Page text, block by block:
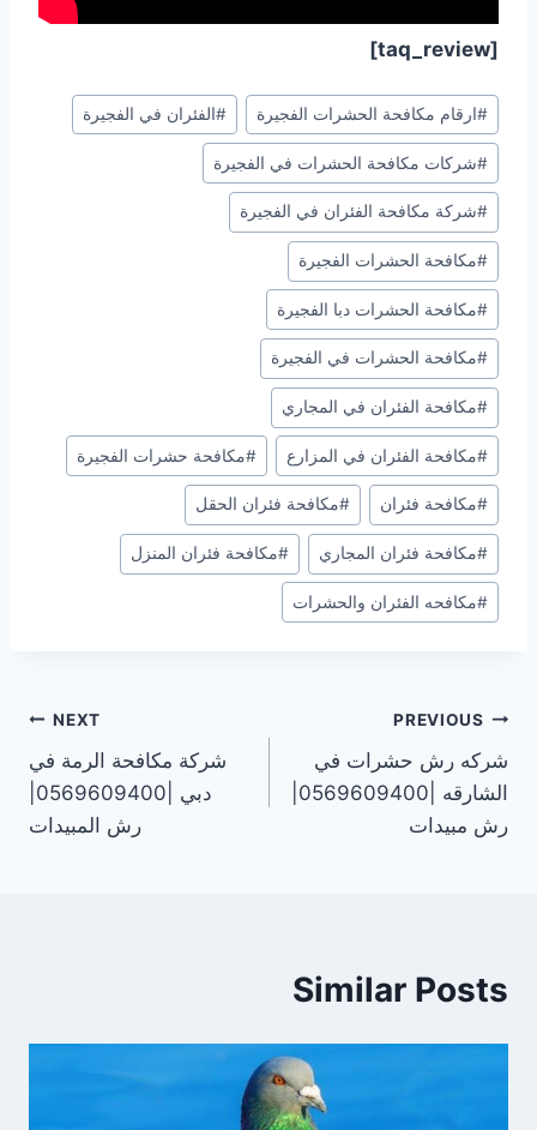
[taq_review]
Post
Tags:
#ارقام مكافحة الحشرات الفجيرة #الفئران في الفجيرة
#شركات مكافحة الحشرات في الفجيرة
#شركة مكافحة الفئران في الفجيرة
#مكافحة الحشرات الفجيرة
#مكافحة الحشرات دبا الفجيرة
#مكافحة الحشرات في الفجيرة
#مكافحة الفئران في المجاري
#مكافحة الفئران في المزارع #مكافحة حشرات الفجيرة
#مكافحة فئران #مكافحة فئران الحقل
#مكافحة فئران المجاري #مكافحة فئران المنزل
#مكافحه الفئران والحشرات
تصفّح
المقالات
PREVIOUS
شركه رش حشرات في
رش مبيدات
NEXT
شركة مكافحة الرمة في
رش المبيدات
Similar Posts